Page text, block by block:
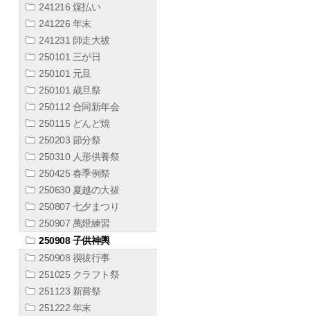
241216 煤払い
241226 年末
241231 師走大祓
250101 三が日
250101 元旦
250101 歳旦祭
250112 合同新年会
250115 どんど焼
250203 節分祭
250310 人形供養祭
250425 春季例祭
250630 夏越の大祓
250807 七夕まつり
250907 萬燈練習
250908 子供神輿
250908 禊祓行事
251025 クラフト祭
251123 新嘗祭
251222 年末